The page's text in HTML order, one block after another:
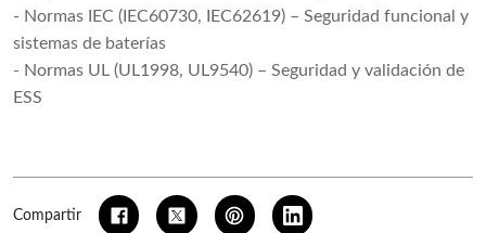
- Normas IEC (IEC60730, IEC62619) – Seguridad funcional y
sistemas de baterías
- Normas UL (UL1998, UL9540) – Seguridad y validación de
ESS
Compartir